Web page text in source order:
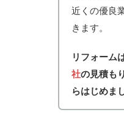
近くの優良
きます。
リフォーム
社の見積も
らはじめま